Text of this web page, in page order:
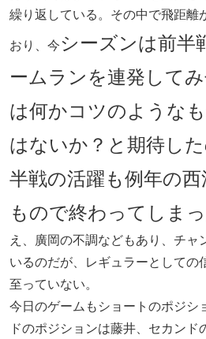
繰り返している。その中で飛距離
おり、今シーズンは前半
ームランを連発して
は何かコツのような
はないか？と期待し
半戦の活躍も例年の
もので終わってしまっ
え、廣岡の不調などもあり、チャ
いるのだが、レギュラーとしての
至っていない。
今日のゲームもショートのポジシ
ドのポジションは藤井、セカンド